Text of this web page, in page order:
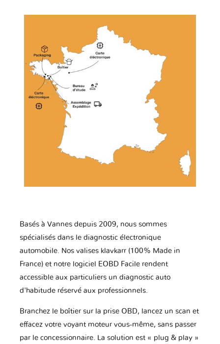
Basés à Vannes depuis 2009, nous sommes
spécialisés dans le diagnostic électronique
automobile. Nos valises klavkarr (100% Made in
France) et notre logiciel EOBD Facile rendent
accessible aux particuliers un diagnostic auto
d'habitude réservé aux professionnels.
Branchez le boîtier sur la prise OBD, lancez un scan et
effacez votre voyant moteur vous-même, sans passer
par le concessionnaire. La solution est « plug & play »